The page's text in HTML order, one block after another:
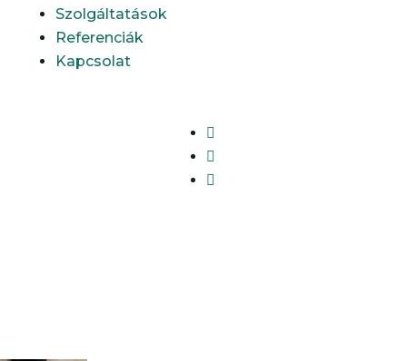
Szolgáltatások
Referenciák
Kapcsolat


